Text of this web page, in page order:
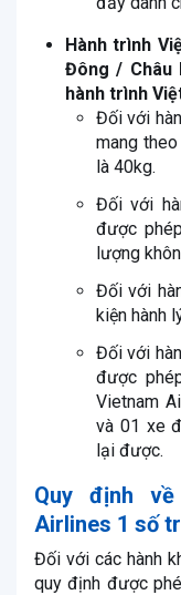
Hành trình
Đông / Châu
hành trình
Đối với
mang
là 40kg.
Đối với
được
lượng
Đối với
kiện hành
Đối với
được
Vietnam
và 01 xe
lại được.
Quy định
Airlines 1 số
Đối với các hành
quy định được